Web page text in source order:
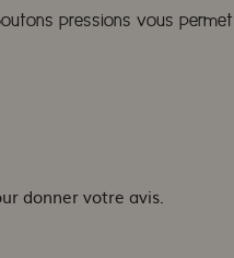
pressions vous
donner votre avis.